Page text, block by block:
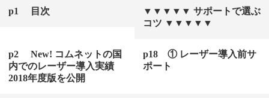
p1 目次
▼▼▼▼▼ サポートで選ぶ
コツ ▼▼▼▼▼
p2 New! コムネットの国
内でのレーザー導入実績
2018年度版を公開
p18 ① レーザー導入前サ
ポート